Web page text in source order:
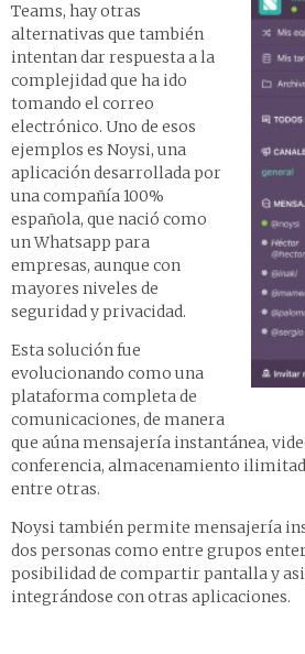
Teams, hay otras
alternativas que también
intentan dar respuesta a la
complejidad que ha ido
tomando el correo
electrónico. Uno de esos
ejemplos es Noysi, una
aplicación desarrollada por
una compañía 100%
española, que nació como
un Whatsapp para
empresas, aunque con
mayores niveles de
seguridad y privacidad.
Esta solución fue
evolucionando como una
plataforma completa de
comunicaciones, de manera
que aúna mensajería instantánea,
conferencia, almacenamiento
entre otras.
Noysi también permite mensajería
dos personas como entre grupos
posibilidad de compartir pantalla y
integrándose con otras aplicaciones.